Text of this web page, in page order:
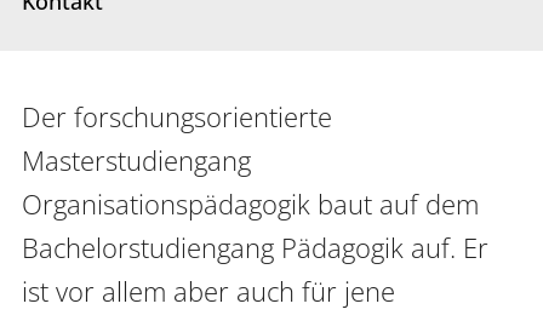
Der forschungsorientierte
Masterstudiengang
Organisationspädagogik baut auf dem
Bachelorstudiengang Pädagogik auf. Er
ist vor allem aber auch für jene
Interdisziplinäres Karriere- und
Studienzentrum
Interdisziplinäres Zentrum für Lehre
Universitätsbibliothek